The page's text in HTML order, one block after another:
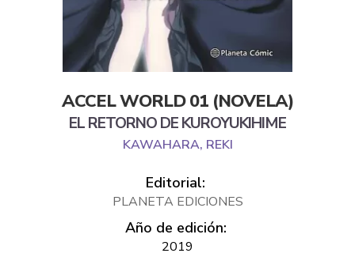
ACCEL WORLD 01 (NOVELA)
EL RETORNO DE KUROYUKIHIME
KAWAHARA, REKI
Editorial:
PLANETA EDICIONES
Año de edición:
2019